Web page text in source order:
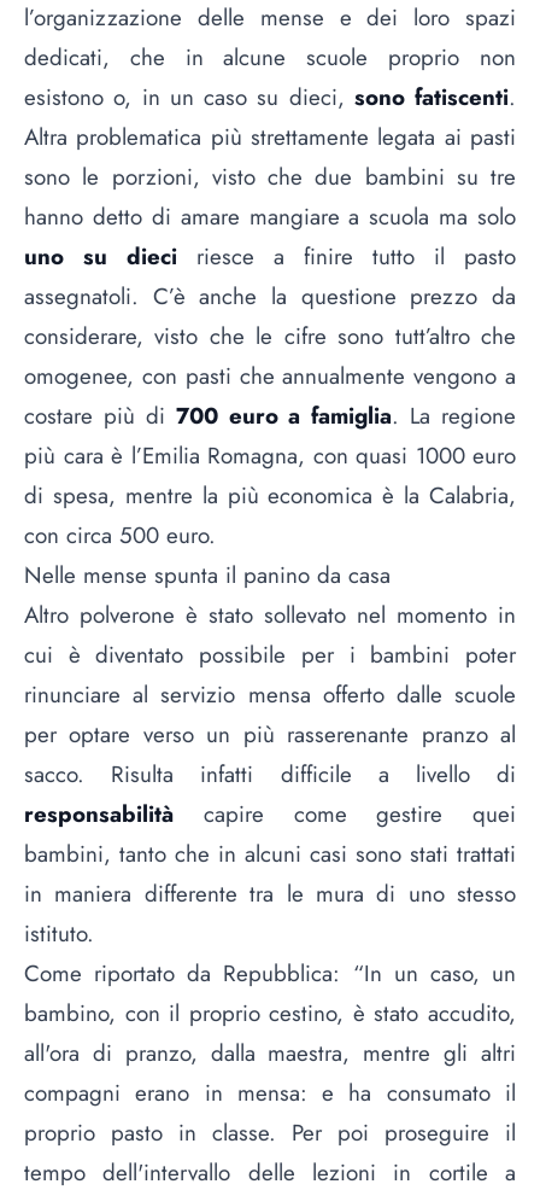
l’organizzazione delle mense e dei loro spazi
dedicati, che in alcune scuole proprio non
esistono o, in un caso su dieci, sono fatiscenti.
Altra problematica più strettamente legata ai pasti
sono le porzioni, visto che due bambini su tre
hanno detto di amare mangiare a scuola ma solo
uno su dieci riesce a finire tutto il pasto
assegnatoli. C’è anche la questione prezzo da
considerare, visto che le cifre sono tutt’altro che
omogenee, con pasti che annualmente vengono a
costare più di 700 euro a famiglia. La regione
più cara è l’Emilia Romagna, con quasi 1000 euro
di spesa, mentre la più economica è la Calabria,
con circa 500 euro.
Nelle mense spunta il panino da casa
Altro polverone è stato sollevato nel momento in
cui è diventato possibile per i bambini poter
rinunciare al servizio mensa offerto dalle scuole
per optare verso un più rasserenante pranzo al
sacco. Risulta infatti difficile a livello di
responsabilità capire come gestire quei
bambini, tanto che in alcuni casi sono stati trattati
in maniera differente tra le mura di uno stesso
istituto.
Come riportato da Repubblica: “In un caso, un
bambino, con il proprio cestino, è stato accudito,
all'ora di pranzo, dalla maestra, mentre gli altri
compagni erano in mensa: e ha consumato il
proprio pasto in classe. Per poi proseguire il
tempo dell'intervallo delle lezioni in cortile a